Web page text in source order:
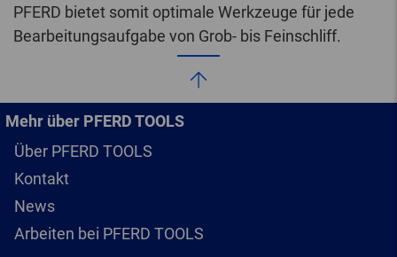
PFERD bietet somit optimale Werkzeuge für jede
Bearbeitungsaufgabe von Grob- bis Feinschliff.
Mehr über PFERD TOOLS
Über PFERD TOOLS
Kontakt
News
Arbeiten bei PFERD TOOLS